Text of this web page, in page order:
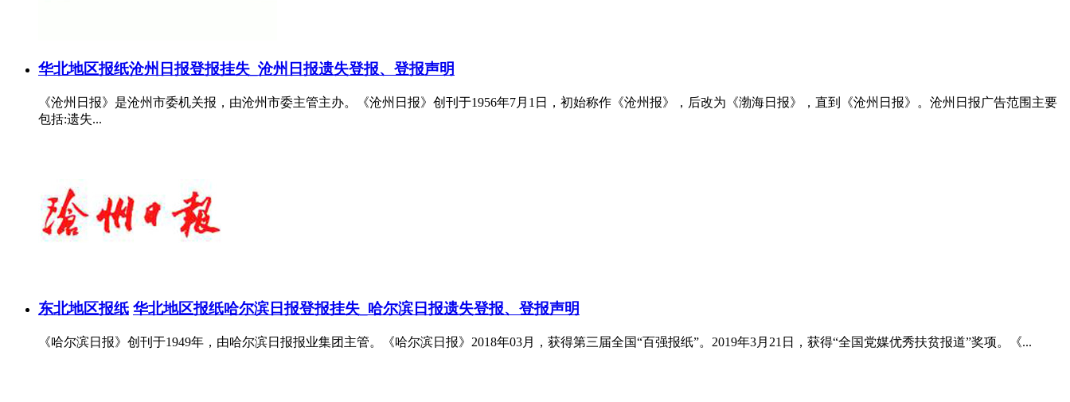
华北地区报纸沧州日报登报挂失_沧州日报遗失登报、登报声明
《沧州日报》是沧州市委机关报，由沧州市委主管主办。《沧州日报》创刊于1956年7月1日，初始称作《沧州报》，后改为《渤海日报》，直到《沧州日报》。沧州日报广告范围主要
包括:遗失...
东北地区报纸 华北地区报纸哈尔滨日报登报挂失_哈尔滨日报遗失登报、登报声明
《哈尔滨日报》创刊于1949年，由哈尔滨日报报业集团主管。《哈尔滨日报》2018年03月，获得第三届全国“百强报纸”。2019年3月21日，获得“全国党媒优秀扶贫报道”奖项。《...